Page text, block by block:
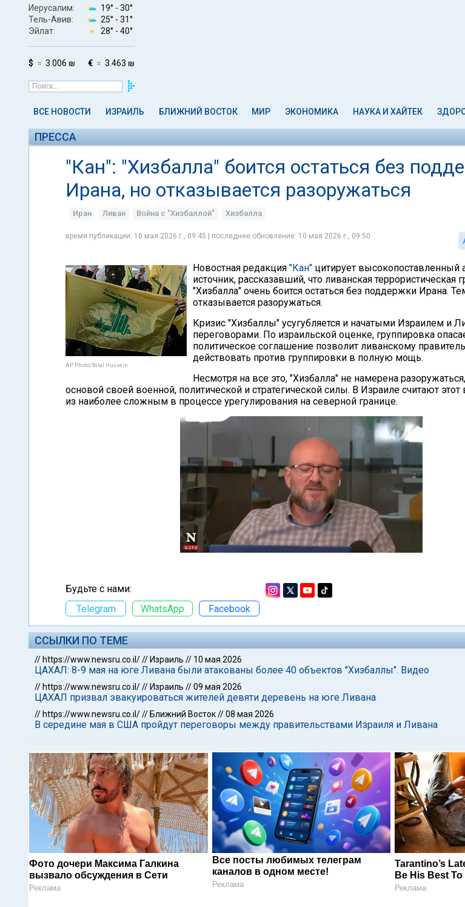
Иерусалим: 19° - 30°
Тель-Авив:
25° - 31°
Эйлат:
28° - 40°
$ 3.006 ₪ € 3.463 ₪
ВСЕ НОВОСТИ ИЗРАИЛЬ БЛИЖНИЙ ВОСТОК МИР ЭКОНОМИКА НАУКА И ХАЙТЕК
ПРЕССА
"Кан": "Хизбалла" боится остаться без
Ирана, но отказывается разоружаться
Иран Ливан Война с "Хизбаллой" Хизбалла
время публикации: 10 мая 2026 г., 09:45 | последнее обновление: 10 мая 2026 г., 09:50
AP Photo/Bilal Hussein
Новостная редакция "Кан" цитирует высокопоставленный
источник, рассказавший, что ливанская террористическая
"Хизбалла" очень боится остаться без поддержки Ирана.
отказывается разоружаться.
Кризис "Хизбаллы" усугубляется и начатыми Израилем и
переговорами. По израильской оценке, группировка
политическое соглашение позволит ливанскому
действовать против группировки в полную мощь.
Несмотря на все это, "Хизбалла" не намерена
основой своей военной, политической и стратегической силы. В Израиле считают
из наиболее сложным в процессе урегулирования на северной границе.
Будьте с нами:
Telegram
WhatsApp Facebook
ССЫЛКИ ПО ТЕМЕ
// https://www.newsru.co.il/// Израиль // 10 мая 2026
ЦАХАЛ: 8-9 мая на юге Ливана были атакованы более 40 объектов "Хизбаллы". Видео
// https://www.newsru.co.il/// Израиль //09 мая 2026
ЦАХАЛ призвал эвакуироваться жителей девяти деревень на юге Ливана
// https://www.newsru.co.il/// Ближний Восток//08 мая 2026
В середине мая в США пройдут переговоры между правительствами Израиля и Ливана
Фото дочери Максима Галкина
вызвало обсуждения в Сети
Реклама
Все посты любимых телеграм
каналов в одном месте!
Реклама
Tarantino’s
Be His Best To
Реклама